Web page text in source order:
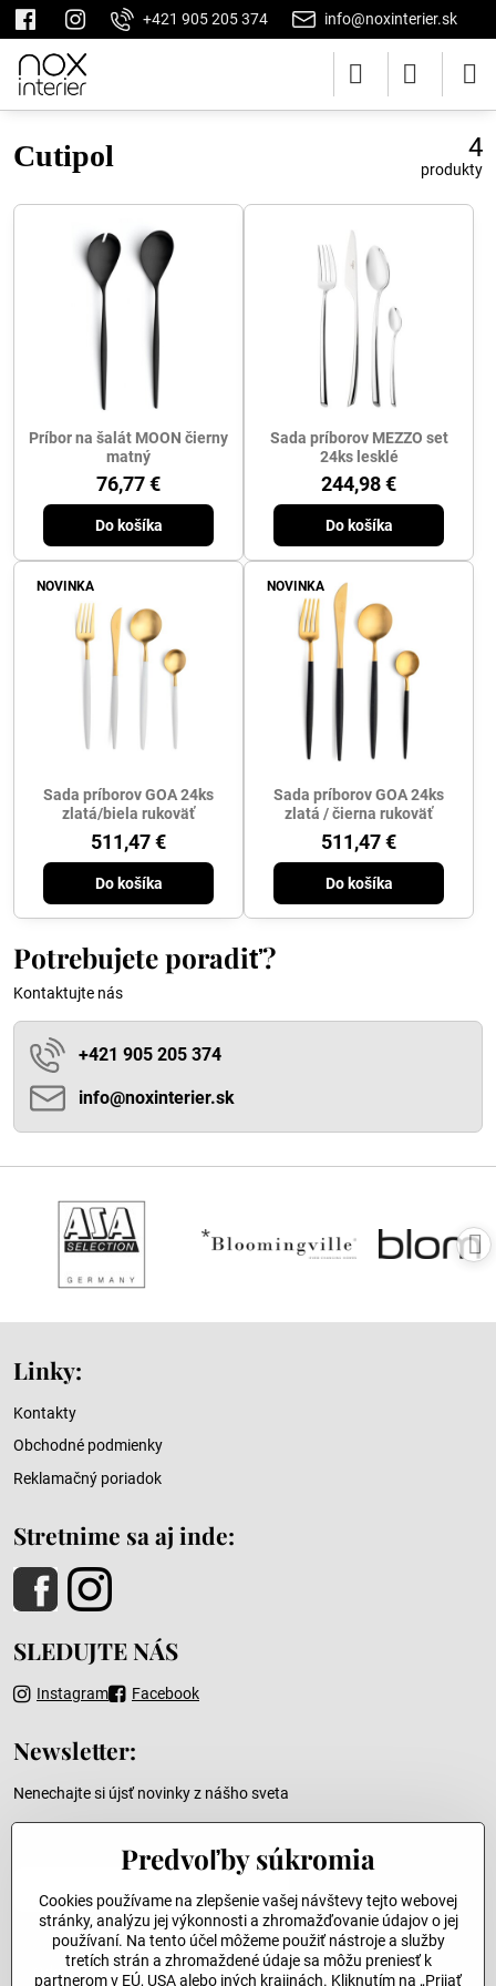
+421 905 205 374 info@noxinterier.sk
Cutipol 4
produkty
Príbor na šalát MOON čierny
matný
76,77 €
Do košíka
Sada príborov MEZZO set
24ks lesklé
244,98 €
Do košíka
NOVINKA
Sada príborov GOA 24ks
zlatá/biela rukoväť
511,47 €
Do košíka
NOVINKA
Sada príborov GOA 24ks
zlatá / čierna rukoväť
511,47 €
Do košíka
Potrebujete poradiť?
Kontaktujte nás
+421 905 205 374
info​@noxinterier​.sk
Linky:
Kontakty
Obchodné podmienky
Reklamačný poriadok
Stretnime sa aj inde:
SLEDUJTE NÁS
Instagram Facebook
Newsletter:
Nenechajte si újsť novinky z nášho sveta
Odoslať
Predvoľby súkromia
Cookies používame na zlepšenie vašej návštevy tejto webovej
stránky, analýzu jej výkonnosti a zhromažďovanie údajov o jej
používaní. Na tento účel môžeme použiť nástroje a služby
tretích strán a zhromaždené údaje sa môžu preniesť k
partnerom v EÚ, USA alebo iných krajinách. Kliknutím na „Prijať